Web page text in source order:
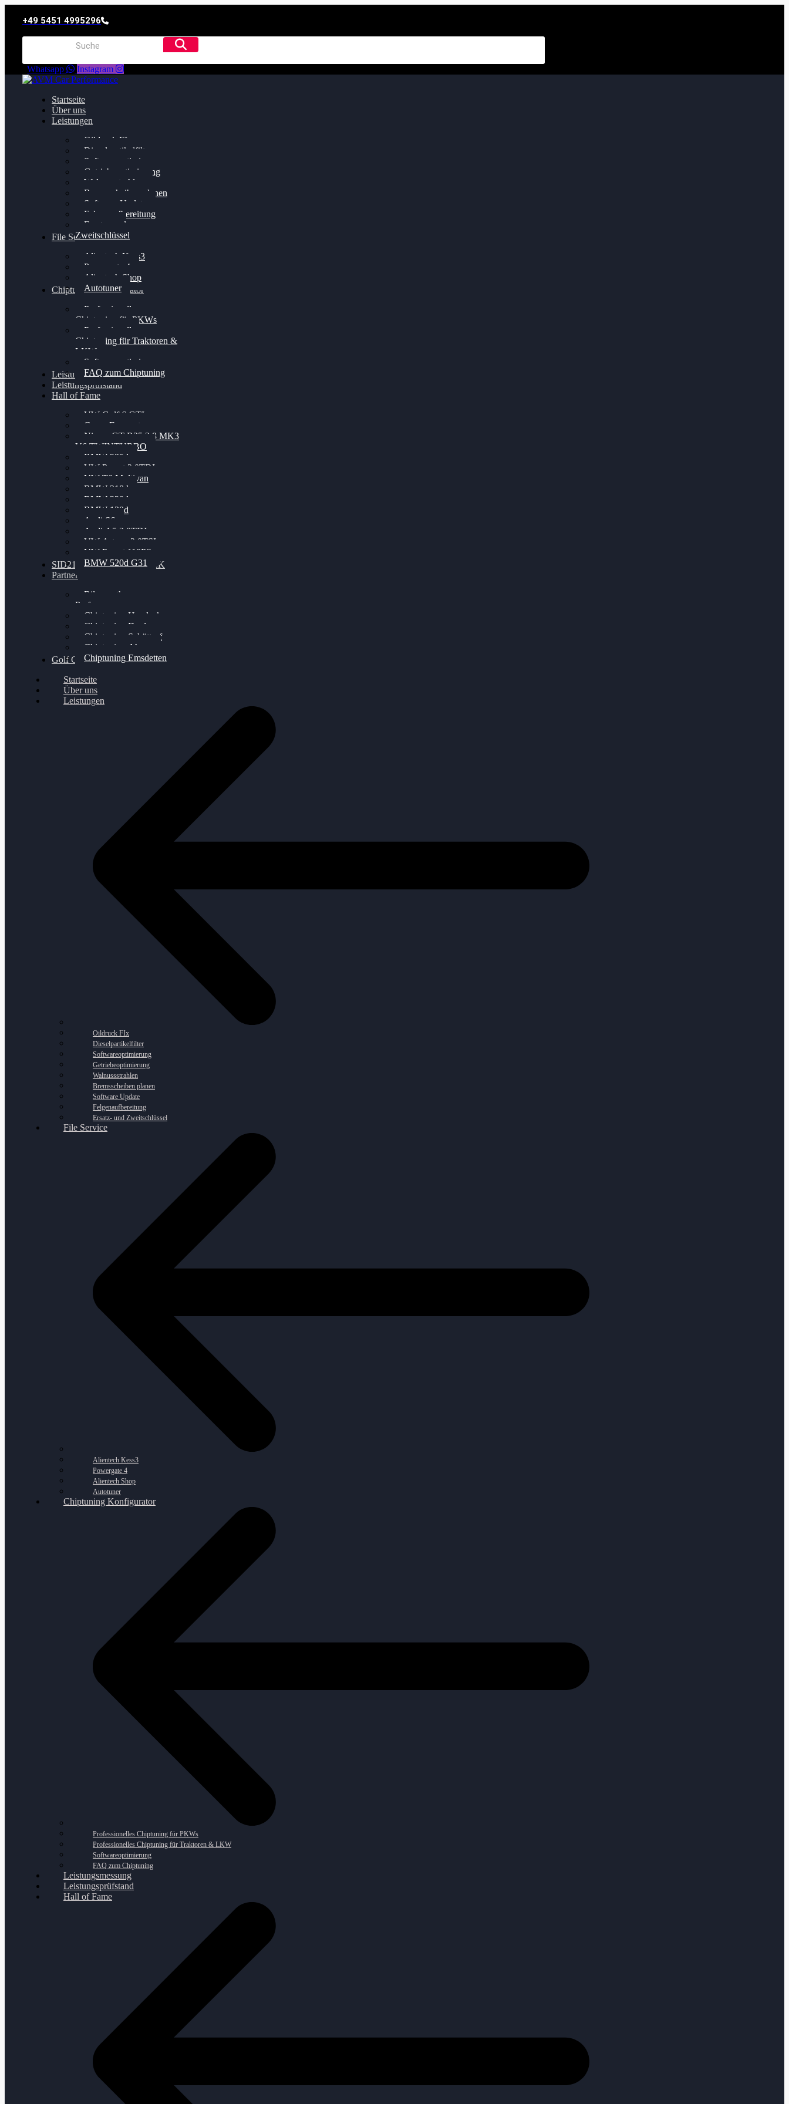
+49 5451 4995296
Whatsapp Instagram
Startseite
Über uns
Leistungen
Oildruck FIx
Dieselpartikelfilter
Softwareoptimierung
Getriebeoptimierung
Walnussstrahlen
Bremsscheiben planen
Software Update
Felgenaufbereitung
Ersatz- und
Zweitschlüssel
File Service
Alientech Kess3
Powergate 4
Alientech Shop
Autotuner
Chiptuning Konfigurator
Professionelles
Chiptuning für PKWs
Professionelles
Chiptuning für Traktoren &
LKW
Softwareoptimierung
FAQ zum Chiptuning
Leistungsmessung
Leistungsprüfstand
Hall of Fame
VW Golf 6 GTI
Cupra Formentor
Nissan GT-R35 3.8 MK3
V6 TWINTURBO
BMW 525d
VW Passat 2.0TDI
VW T6 Multivan
BMW 318d
BMW 320d
BMW 120d
Audi S6
Audi A5 3.0TDI
VW Arteon 2.0TSI
VW Passat 110PS
BMW 520d G31
SID212 / 212EVO UNLOCK
Partner
Bilgenroth
Performance
Chiptuning Herzlacke
Chiptuning Duelmen
Chiptuning Schüttorf
Chiptuning Ahaus
Chiptuning Emsdetten
Golf Gewinnspiel
Startseite
Über uns
Leistungen
Oildruck FIx
Dieselpartikelfilter
Softwareoptimierung
Getriebeoptimierung
Walnussstrahlen
Bremsscheiben planen
Software Update
Felgenaufbereitung
Ersatz- und Zweitschlüssel
File Service
Alientech Kess3
Powergate 4
Alientech Shop
Autotuner
Chiptuning Konfigurator
Professionelles Chiptuning für PKWs
Professionelles Chiptuning für Traktoren & LKW
Softwareoptimierung
FAQ zum Chiptuning
Leistungsmessung
Leistungsprüfstand
Hall of Fame